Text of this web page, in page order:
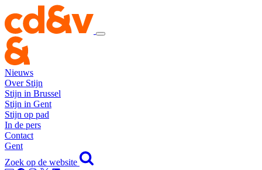
Nieuws
Over Stijn
Stijn in Brussel
Stijn in Gent
Stijn op pad
In de pers
Contact
Gent
Zoek op de website